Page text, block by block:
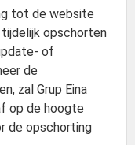
tot de website
tijdelijk opschorten
of
de
zal Grup Eina
op de hoogte
de opschorting